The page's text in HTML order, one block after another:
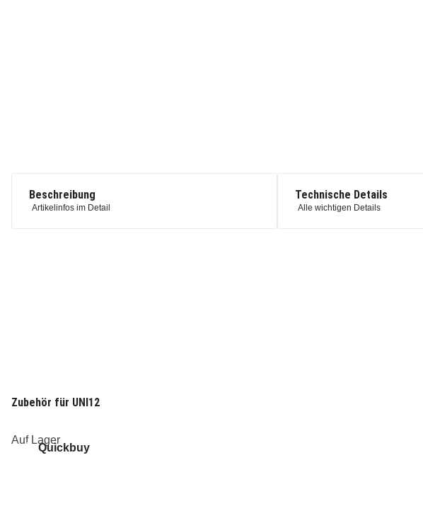
Beschreibung
Artikelinfos im Detail
Technische Details
Alle wichtigen Details
Zubehör für UNI12
Quickbuy
Auf Lager